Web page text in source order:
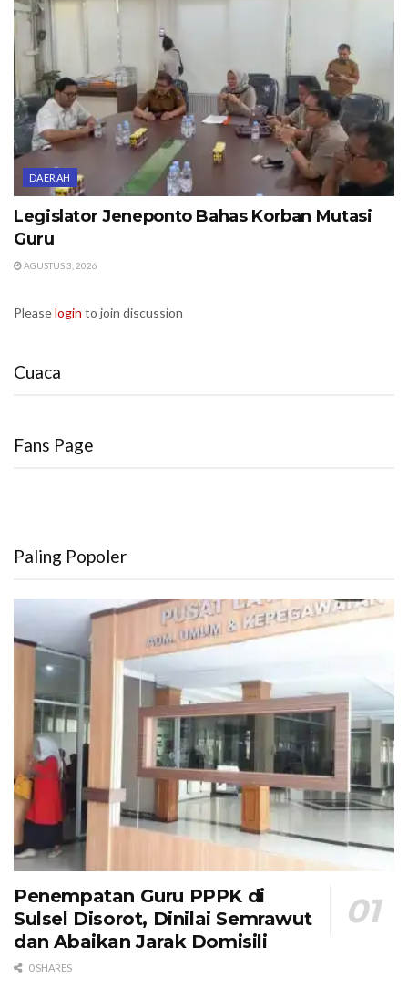
DAERAH
Legislator Jeneponto Bahas Korban Mutasi
Guru
AGUSTUS 3, 2026
Pleaselogin to join discussion
Cuaca
Fans Page
Paling Popoler
Penempatan Guru PPPK di
Sulsel Disorot, Dinilai Semrawut
dan Abaikan Jarak Domisili
0 SHARES